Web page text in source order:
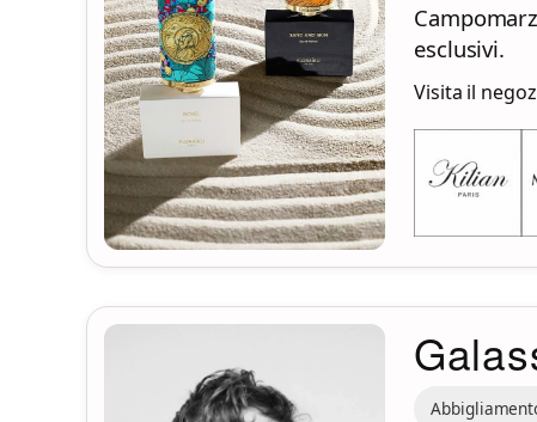
esclusivi.
Visita il